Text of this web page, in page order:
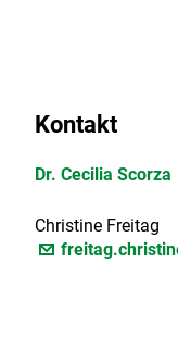
Kontakt
Dr. Cecilia Scorza
Christine Freitag